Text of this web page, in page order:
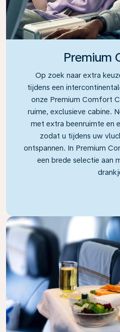
Premium
Op zoek naar extra
tijdens een
onze Premium Comfort
ruime, exclusieve cabine.
met extra beenruimte en
zodat u tijdens uw
ontspannen. In Premium
een brede selectie aan